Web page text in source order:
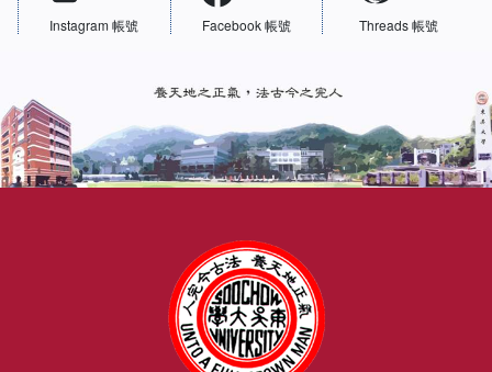
Instagram 帳號
Facebook 帳號
Threads 帳號